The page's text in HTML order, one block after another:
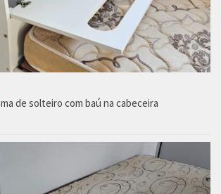
de solteiro com baú na cabeceira